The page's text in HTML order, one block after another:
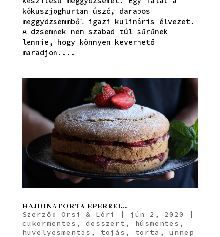
kókuszjoghurtan úszó, darabos
meggydzsemmből igazi kulináris élvezet.
A dzsemnek nem szabad túl sűrűnek
lennie, hogy könnyen keverhető
maradjon....
HAJDINATORTA EPERREL…
Szerző: Orsi & Lóri | jún 2, 2020
|
cukormentes , desszert , húsmentes ,
hüvelyesmentes , tojás , torta , ünnep